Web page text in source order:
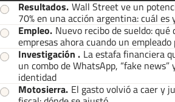
Resultados. Wall Street ve un
70% en una acción argentina: cuál es
Empleo. Nuevo recibo de sueldo:
empresas ahora cuando un
Investigación . La estafa financiera
un combo de WhatsApp, “fake
identidad
Motosierra. El gasto volvió a caer y